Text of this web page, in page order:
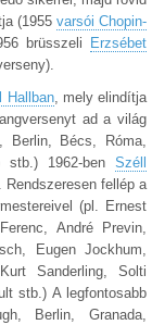
(1955 varsói Chopin-
brüsszeli
Erzsébet
Hallban, mely elindítja
ad a világ
Berlin, Bécs, Róma,
stb.) 1962-ben Széll
Rendszeresen fellép a
(pl. Ernest
André Previn,
Eugen Jockhum,
Sanderling, Solti
stb.) A legfontosabb
Berlin, Granada,